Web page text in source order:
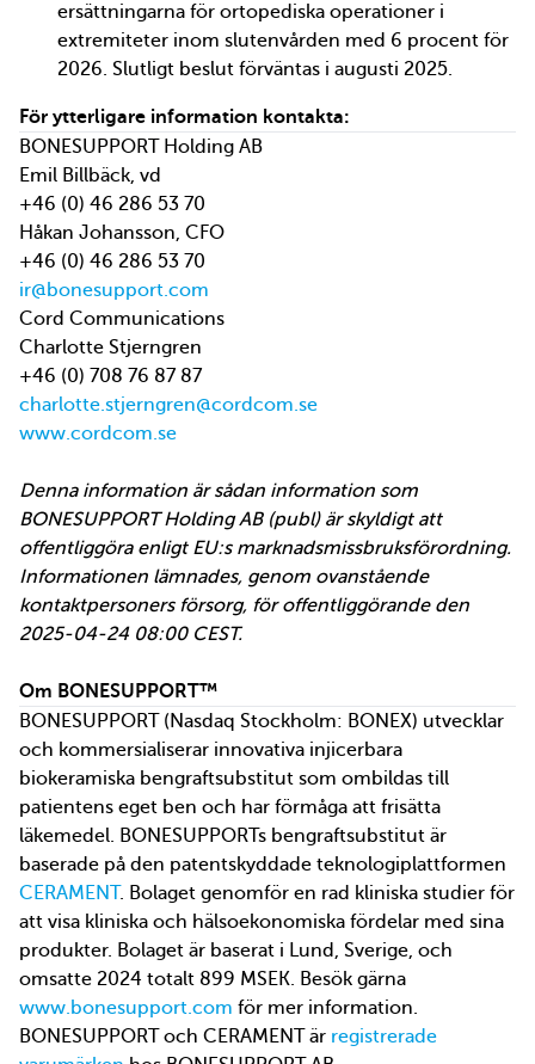
ersättningarna för ortopediska operationer i
extremiteter inom slutenvården med 6 procent för
2026. Slutligt beslut förväntas i augusti 2025.
För ytterligare information kontakta:
BONESUPPORT Holding AB
Emil Billbäck, vd
+46 (0) 46 286 53 70
Håkan Johansson, CFO
+46 (0) 46 286 53 70
ir@bonesupport.com
Cord Communications
Charlotte Stjerngren
+46 (0) 708 76 87 87
charlotte.stjerngren@cordcom.se
www.cordcom.se
Denna information är sådan information som
BONESUPPORT Holding AB (publ) är skyldigt att
offentliggöra enligt EU:s marknadsmissbruksförordning.
Informationen lämnades, genom ovanstående
kontaktpersoners försorg, för offentliggörande den
2025-04-24 08:00 CEST.
Om BONESUPPORT™
BONESUPPORT (Nasdaq Stockholm: BONEX) utvecklar
och kommersialiserar innovativa injicerbara
biokeramiska bengraftsubstitut som ombildas till
patientens eget ben och har förmåga att frisätta
läkemedel. BONESUPPORTs bengraftsubstitut är
baserade på den patentskyddade teknologiplattformen
CERAMENT . Bolaget genomför en rad kliniska studier för
att visa kliniska och hälsoekonomiska fördelar med sina
produkter. Bolaget är baserat i Lund, Sverige, och
omsatte 2024 totalt 899 MSEK. Besök gärna
www.bonesupport.com för mer information.
BONESUPPORT och CERAMENT är registrerade